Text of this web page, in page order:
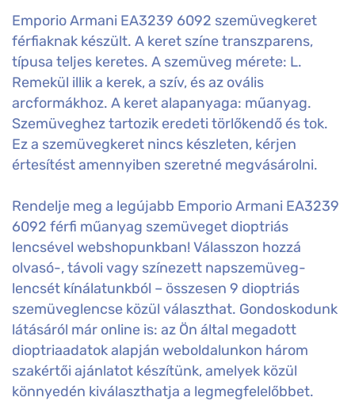
Emporio Armani EA3239 6092 szemüvegkeret
férfiaknak készült. A keret színe transzparens,
típusa teljes keretes. A szemüveg mérete: L.
Remekül illik a kerek, a szív, és az ovális
arcformákhoz. A keret alapanyaga: műanyag.
Szemüveghez tartozik eredeti törlőkendő és tok.
Ez a szemüvegkeret nincs készleten, kérjen
értesítést amennyiben szeretné megvásárolni.
Rendelje meg a legújabb Emporio Armani EA3239
6092 férfi műanyag szemüveget dioptriás
lencsével webshopunkban! Válasszon hozzá
olvasó-, távoli vagy színezett napszemüveg-
lencsét kínálatunkból – összesen 9 dioptriás
szemüveglencse közül választhat. Gondoskodunk
látásáról már online is: az Ön által megadott
dioptriaadatok alapján weboldalunkon három
szakértői ajánlatot készítünk, amelyek közül
könnyedén kiválaszthatja a legmegfelelőbbet.